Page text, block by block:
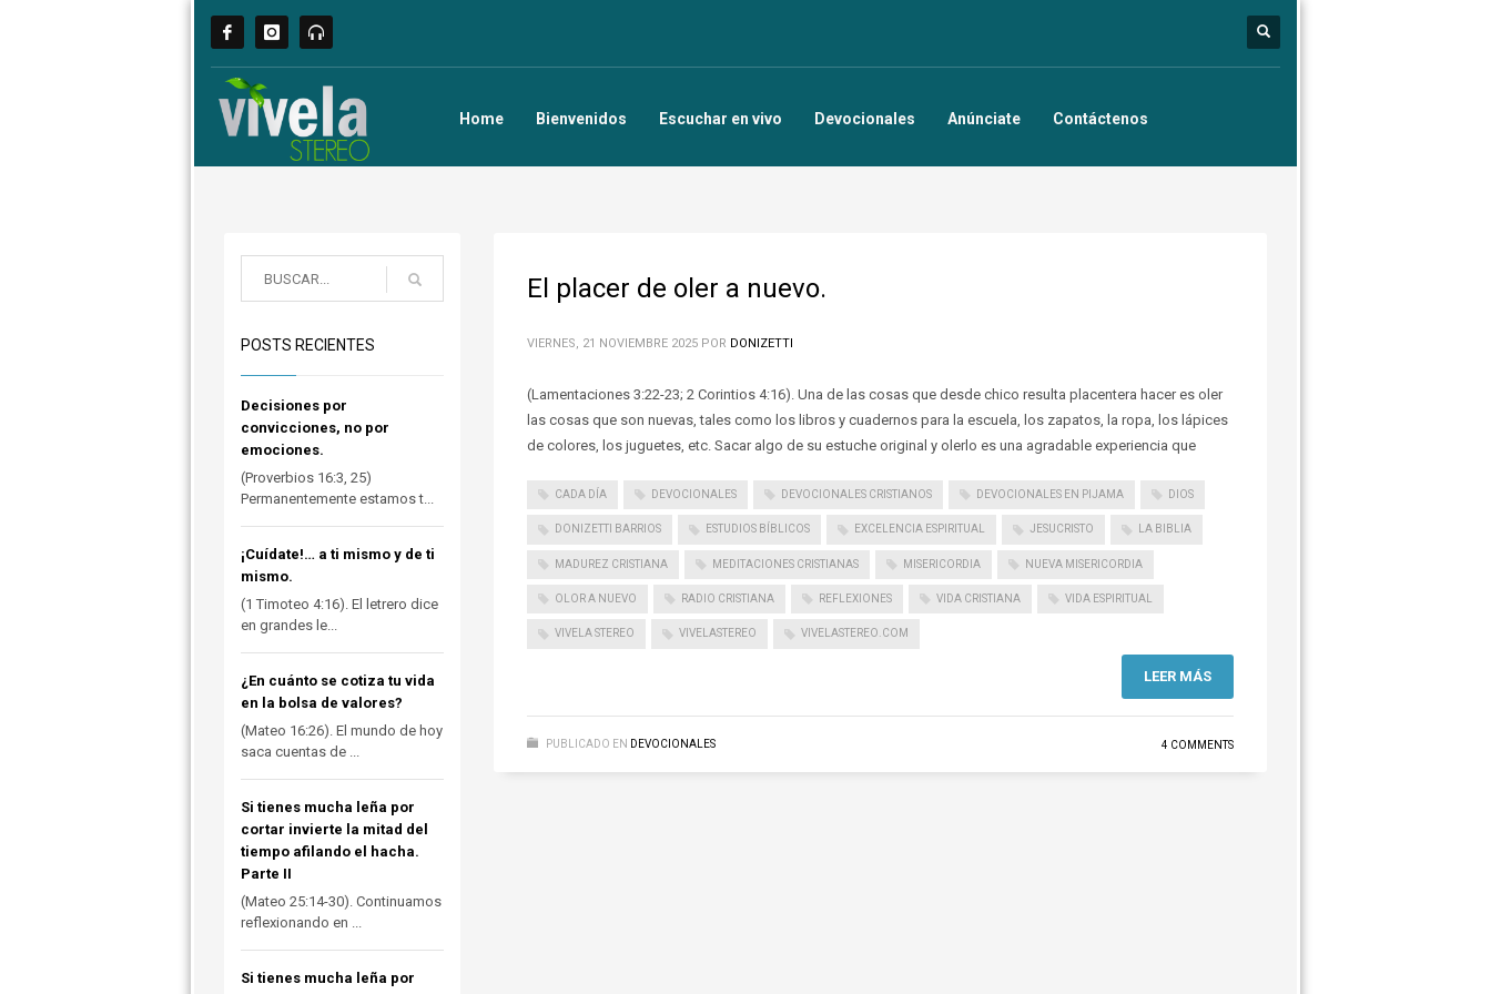
Home Bienvenidos Escuchar en vivo Devocionales Anúnciate Contáctenos
El placer de oler a nuevo.
VIERNES, 21 NOVIEMBRE 2025 POR DONIZETTI
(Lamentaciones 3:22-23; 2 Corintios 4:16). Una de las cosas que desde chico resulta placentera hacer es oler
las cosas que son nuevas, tales como los libros y cuadernos para la escuela, los zapatos, la ropa, los lápices
de colores, los juguetes, etc. Sacar algo de su estuche original y olerlo es una agradable experiencia que
CADA DÍA DEVOCIONALES DEVOCIONALES CRISTIANOS DEVOCIONALES EN PIJAMA DIOS
DONIZETTI BARRIOS ESTUDIOS BÍBLICOS EXCELENCIA ESPIRITUAL JESUCRISTO LA BIBLIA
MADUREZ CRISTIANA MEDITACIONES CRISTIANAS MISERICORDIA NUEVA MISERICORDIA
OLOR A NUEVO RADIO CRISTIANA REFLEXIONES VIDA CRISTIANA VIDA ESPIRITUAL
VIVELA STEREO VIVELASTEREO VIVELASTEREO.COM
LEER MÁS
PUBLICADO EN DEVOCIONALES 4 COMMENTS
POSTS RECIENTES
Decisiones por
convicciones, no por
emociones.
(Proverbios 16:3, 25)
Permanentemente estamos t...
¡Cuídate!… a ti mismo y de ti
mismo.
(1 Timoteo 4:16). El letrero dice
en grandes le...
¿En cuánto se cotiza tu vida
en la bolsa de valores?
(Mateo 16:26). El mundo de hoy
saca cuentas de ...
Si tienes mucha leña por
cortar invierte la mitad del
tiempo afilando el hacha.
Parte II
(Mateo 25:14-30). Continuamos
reflexionando en ...
Si tienes mucha leña por